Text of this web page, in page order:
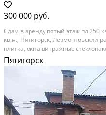
300 000 руб.
Сдам в аренду пятый этаж пл.250
кв.м., Пятигорск, Лермонтовский
плитка, окна витражные
отдельный вход, пожарная
поэтажно или все здание,
В аренду; Площадь: 250 м²; Сдает:
Залог: Без залога
Пятигорск